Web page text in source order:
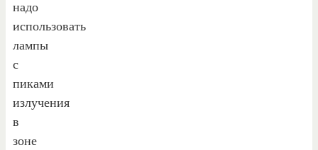
надо
использовать
лампы
с
пиками
излучения
в
зоне